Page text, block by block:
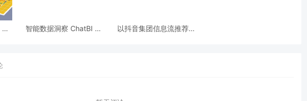
智能数据洞察 ChatBI 适
以抖音集团信息流推荐场